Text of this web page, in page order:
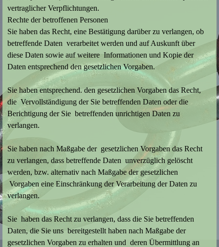
vertraglicher Verpflichtungen.
Rechte der betroffenen Personen
Sie haben das Recht, eine Bestätigung darüber zu verlangen, ob
betreffende Daten verarbeitet werden und auf Auskunft über
diese Daten sowie auf weitere Informationen und Kopie der
Daten entsprechend den gesetzlichen Vorgaben.
Sie haben entsprechend. den gesetzlichen Vorgaben das Recht,
die Vervollständigung der Sie betreffenden Daten oder die
Berichtigung der Sie betreffenden unrichtigen Daten zu
verlangen.
Sie haben nach Maßgabe der gesetzlichen Vorgaben das Recht
zu verlangen, dass betreffende Daten unverzüglich gelöscht
werden, bzw. alternativ nach Maßgabe der gesetzlichen
Vorgaben eine Einschränkung der Verarbeitung der Daten zu
verlangen.
Sie haben das Recht zu verlangen, dass die Sie betreffenden
Daten, die Sie uns bereitgestellt haben nach Maßgabe der
gesetzlichen Vorgaben zu erhalten und deren Übermittlung an